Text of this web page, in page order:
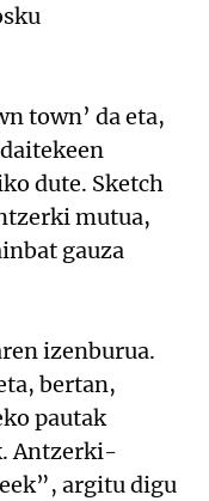
town’ da eta,
dute. Sketch
mutua,
gauza
izenburua.
bertan,
pautak
Antzerki-
argitu digu